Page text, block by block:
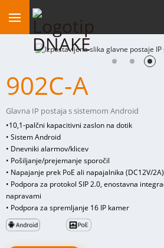
902C-A
Glavna IP postaja s sistemom Android
•10,1-palčni kapacitivni zaslon na dotik
• Sistem Android
• Dnevniki alarmov/klicev
• Pošiljanje/prejemanje sporočil
• Napajanje prek PoE ali napajalnika (DC12V/2A)
• Podpora za protokol SIP 2.0, enostavna
napravami
• Podpora za spremljanje 16 IP kamer